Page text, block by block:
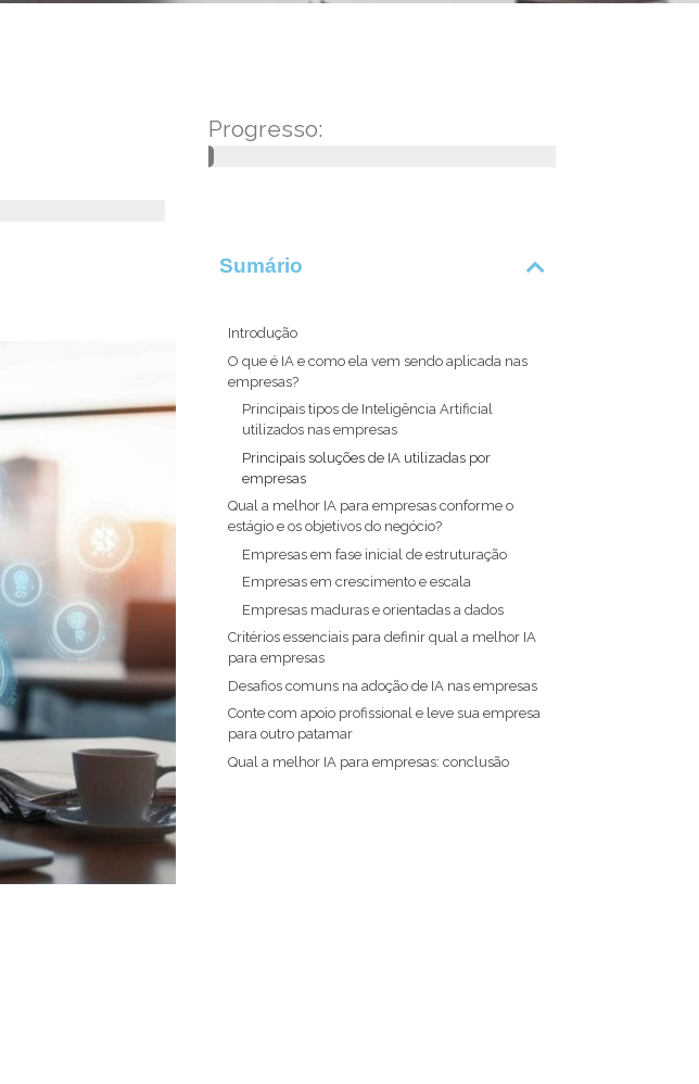
Progresso:
Sumário
Introdução
O que é IA e como ela vem sendo aplicada nas
empresas?
Principais tipos de Inteligência Artificial
utilizados nas empresas
Principais soluções de IA utilizadas por
empresas
Qual a melhor IA para empresas conforme o
estágio e os objetivos do negócio?
Empresas em fase inicial de estruturação
Empresas em crescimento e escala
Empresas maduras e orientadas a dados
Critérios essenciais para definir qual a melhor IA
para empresas
Desafios comuns na adoção de IA nas empresas
Conte com apoio profissional e leve sua empresa
para outro patamar
Qual a melhor IA para empresas: conclusão